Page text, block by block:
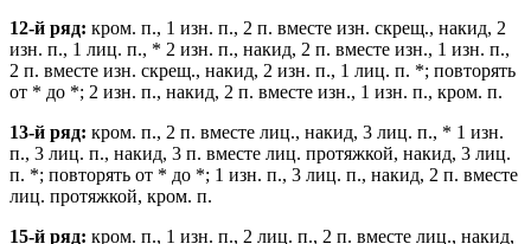
12-й ряд: кром. п., 1 изн. п., 2 п. вместе изн. скрещ., накид, 2
изн. п., 1 лиц. п., * 2 изн. п., накид, 2 п. вместе изн., 1 изн. п.,
2 п. вместе изн. скрещ., накид, 2 изн. п., 1 лиц. п. *; повторять
от * до *; 2 изн. п., накид, 2 п. вместе изн., 1 изн. п., кром. п.
13-й ряд: кром. п., 2 п. вместе лиц., накид, 3 лиц. п., * 1 изн.
п., 3 лиц. п., накид, 3 п. вместе лиц. протяжкой, накид, 3 лиц.
п. *; повторять от * до *; 1 изн. п., 3 лиц. п., накид, 2 п. вместе
лиц. протяжкой, кром. п.
15-й ряд: кром. п., 1 изн. п., 2 лиц. п., 2 п. вместе лиц., накид,